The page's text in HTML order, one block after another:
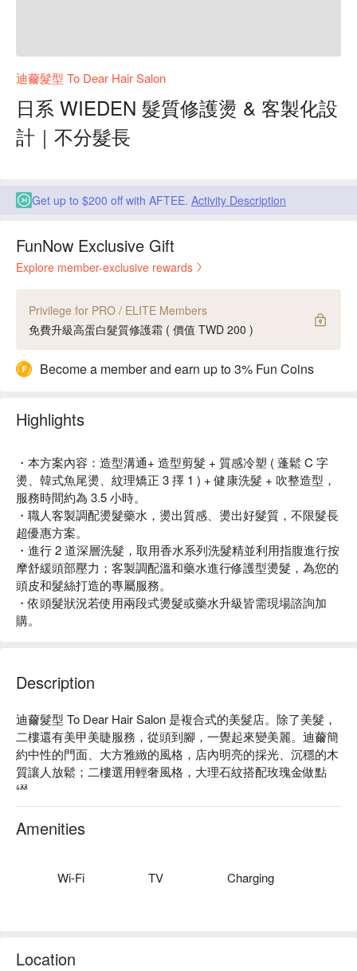
迪薾髮型 To Dear Hair Salon
日系 WIEDEN 髮質修護燙 & 客製化設
計｜不分髮長
Get up to $200 off with AFTEE. Activity Description
FunNow Exclusive Gift
Explore member-exclusive rewards
Privilege for PRO / ELITE Members
免費升級高蛋白髮質修護霜 ( 價值 TWD 200 )
Become a member and earn up to 3% Fun Coins
Highlights
・本方案內容：造型溝通+ 造型剪髮 + 質感冷塑 ( 蓬鬆 C 字
燙、韓式魚尾燙、紋理矯正 3 擇 1 ) + 健康洗髮 + 吹整造型，
服務時間約為 3.5 小時。
・職人客製調配燙髮藥水，燙出質感、燙出好髮質，不限髮長
超優惠方案。
・進行 2 道深層洗髮，取用香水系列洗髮精並利用指腹進行按
摩舒緩頭部壓力；客製調配溫和藥水進行修護型燙髮，為您的
頭皮和髮絲打造的專屬服務。
・依頭髮狀況若使用兩段式燙髮或藥水升級皆需現場諮詢加
購。
Description
迪薾髮型 To Dear Hair Salon 是複合式的美髮店。除了美髮，
二樓還有美甲美睫服務，從頭到腳，一覺起來變美麗。迪薾簡
約中性的門面、大方雅緻的風格，店內明亮的採光、沉穩的木
質讓人放鬆；二樓選用輕奢風格，大理石紋搭配玫瑰金做點
綴。
迪薾評價：Google 4.9 星、平台 4.9 星好評推薦
迪薾服務：頭皮保養、低敏質感染髮、髮質修護燙髮、深層護
經驗跟絕佳的技術，且每月不斷進修。除了技術專業以外，也
Amenities
Wi-Fi TV Charging
Location